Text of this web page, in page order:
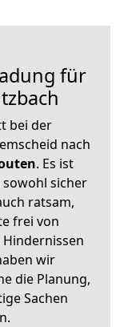
für
bei der
nach
. Es ist
sicher
ratsam,
frei von
wir
die Planung,
Sachen